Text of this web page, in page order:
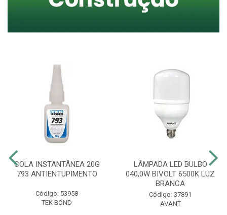
COLA INSTANTÂNEA 20G
793 ANTIENTUPIMENTO
Código: 53958
TEK BOND
LÂMPADA LED BULBO
040,0W BIVOLT 6500K LUZ
BRANCA
Código: 37891
AVANT